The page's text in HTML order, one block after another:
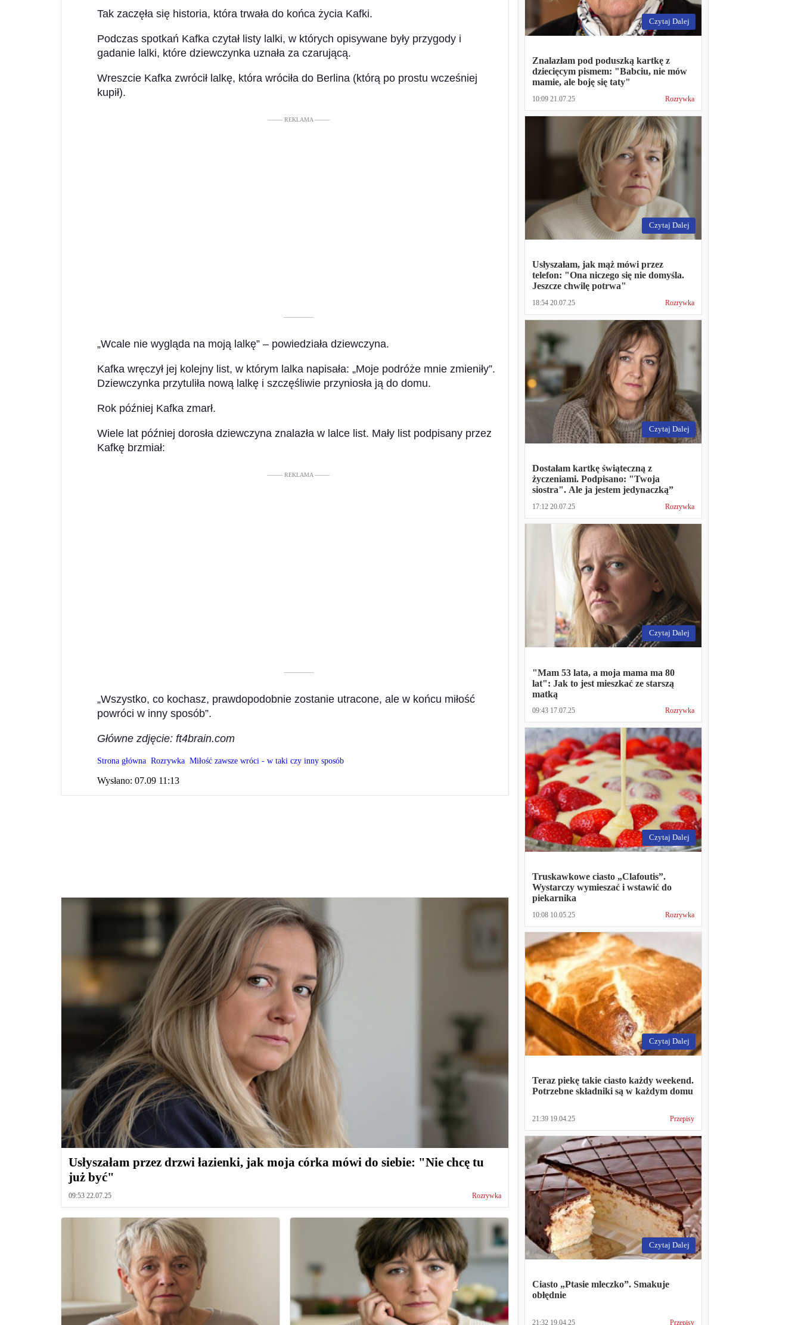
Tak zaczęła się historia, która trwała do końca życia Kafki.
Podczas spotkań Kafka czytał listy lalki, w których opisywane były przygody i
gadanie lalki, które dziewczynka uznała za czarującą.
Wreszcie Kafka zwrócił lalkę, która wróciła do Berlina (którą po prostu wcześniej
kupił).
––––– REKLAMA –––––
––––––––––
„Wcale nie wygląda na moją lalkę” – powiedziała dziewczyna.
Kafka wręczył jej kolejny list, w którym lalka napisała: „Moje podróże mnie zmieniły”.
Dziewczynka przytuliła nową lalkę i szczęśliwie przyniosła ją do domu.
Rok później Kafka zmarł.
Wiele lat później dorosła dziewczyna znalazła w lalce list. Mały list podpisany przez
Kafkę brzmiał:
––––– REKLAMA –––––
––––––––––
„Wszystko, co kochasz, prawdopodobnie zostanie utracone, ale w końcu miłość
powróci w inny sposób”.
Główne zdjęcie: ft4brain.com
Strona główna Rozrywka Miłość zawsze wróci - w taki czy inny sposób
Wysłano: 07.09 11:13
Usłyszałam przez drzwi łazienki, jak moja córka mówi do siebie: "Nie chcę tu
już być"
09:53 22.07.25 Rozrywka
Czytaj Dalej
Znalazłam pod poduszką kartkę z
dziecięcym pismem: "Babciu, nie mów
mamie, ale boję się taty"
10:09 21.07.25 Rozrywka
Czytaj Dalej
Usłyszałam, jak mąż mówi przez
telefon: "Ona niczego się nie domyśla.
Jeszcze chwilę potrwa"
18:54 20.07.25 Rozrywka
Czytaj Dalej
Dostałam kartkę świąteczną z
życzeniami. Podpisano: "Twoja
siostra". Ale ja jestem jedynaczką”
17:12 20.07.25 Rozrywka
Czytaj Dalej
"Mam 53 lata, a moja mama ma 80
lat": Jak to jest mieszkać ze starszą
matką
09:43 17.07.25 Rozrywka
Czytaj Dalej
Truskawkowe ciasto „Clafoutis”.
Wystarczy wymieszać i wstawić do
piekarnika
10:08 10.05.25 Rozrywka
Czytaj Dalej
Teraz piekę takie ciasto każdy weekend.
Potrzebne składniki są w każdym domu
21:39 19.04.25 Przepisy
Czytaj Dalej
Ciasto „Ptasie mleczko”. Smakuje
obłędnie
21:32 19.04.25 Przepisy